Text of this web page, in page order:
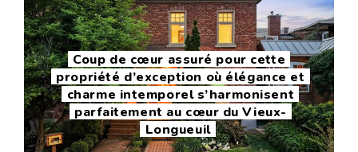
Coup de cœur assuré pour cette
propriété d’exception où élégance et
charme intemporel s’harmonisent
parfaitement au cœur du Vieux-
Longueuil